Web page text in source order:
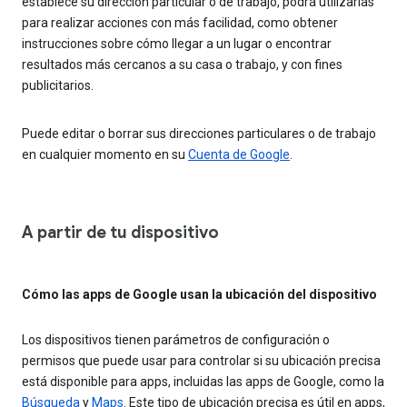
para realizar acciones con más facilidad, como obtener
instrucciones sobre cómo llegar a un lugar o encontrar
resultados más cercanos a su casa o trabajo, y con fines
publicitarios.
Puede editar o borrar sus direcciones particulares o de trabajo
en cualquier momento en su Cuenta de Google
A partir de tu dispositivo
Cómo las apps de Google usan la ubicación del dispositivo
Los dispositivos tienen parámetros de configuración o
permisos que puede usar para controlar si su ubicación precisa
está disponible para apps, incluidas las apps de Google, como la
Búsqueday Maps. Este tipo de ubicación precisa es útil en apps,